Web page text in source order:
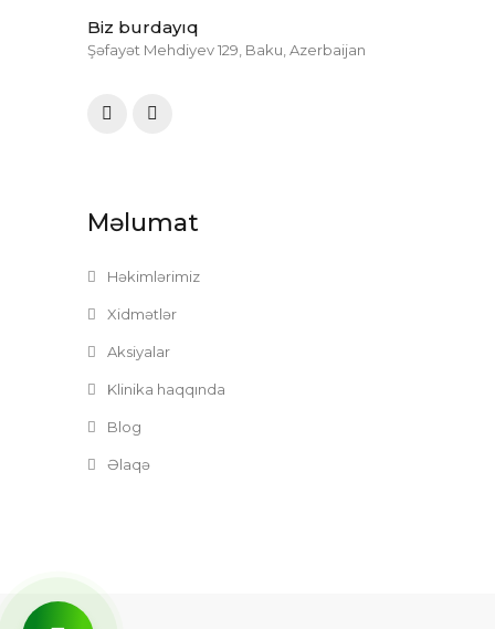
Biz burdayıq
Şəfayət Mehdiyev 129, Baku, Azerbaijan
Məlumat
Həkimlərimiz
Xidmətlər
Aksiyalar
Klinika haqqında
Blog
Əlaqə